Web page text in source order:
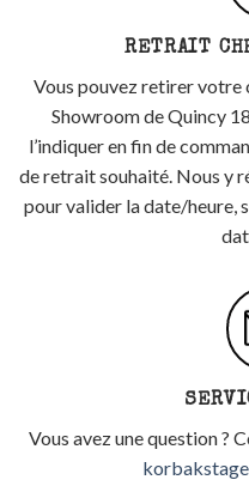
RETRAIT
Vous pouvez retirer votre
Showroom de Quincy
l’indiquer en fin de
de retrait souhaité. Nous y
pour valider la date/heure,
Vous avez une question ?